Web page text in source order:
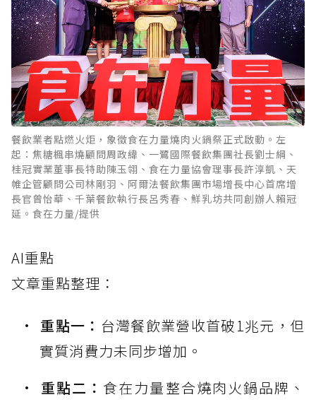
餐飲業者點燃火炬，象徵食在力量燒肉火鍋祭正式啟動。左
起：焦糖楓串燒顧問周政緯、一鷺國際餐飲集團社長劉士綱、
桂冠實業董事長特助陳玉翎、食在力量協會理事長許淳凱、天
帷企管顧問公司林剛羽、阿爾法餐飲集團市場增長中心首席增
長官曾怡華、千葉餐飲執行長呂秀春、鮮乳坊共同創辦人賴冠
延。食在力量/提供
AI重點
文章重點整理：
重點一： 台灣餐飲業營收首破1兆元，但
實質消費力未同步增加。
重點二： 食在力量整合燒肉火鍋品牌、